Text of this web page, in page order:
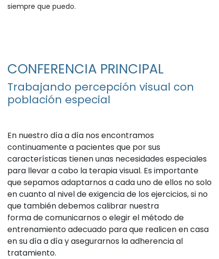
siempre que puedo.​
CONFERENCIA PRINCIPAL
Trabajando percepción visual con
población especial
En nuestro día a día nos encontramos
continuamente a pacientes que por sus
características tienen unas necesidades especiales
para llevar a cabo la terapia visual. Es importante
que sepamos adaptarnos a cada uno de ellos no solo
en cuanto al nivel de exigencia de los ejercicios, si no
que también debemos calibrar nuestra
forma de comunicarnos o elegir el método de
entrenamiento adecuado para que realicen en casa
en su día a día y asegurarnos la adherencia al
tratamiento.